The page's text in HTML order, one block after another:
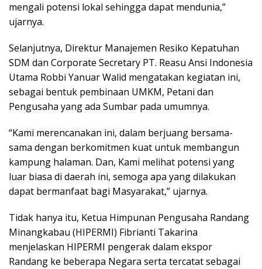
mengali potensi lokal sehingga dapat mendunia,”
ujarnya.
Selanjutnya, Direktur Manajemen Resiko Kepatuhan
SDM dan Corporate Secretary PT. Reasu Ansi Indonesia
Utama Robbi Yanuar Walid mengatakan kegiatan ini,
sebagai bentuk pembinaan UMKM, Petani dan
Pengusaha yang ada Sumbar pada umumnya.
“Kami merencanakan ini, dalam berjuang bersama-
sama dengan berkomitmen kuat untuk membangun
kampung halaman. Dan, Kami melihat potensi yang
luar biasa di daerah ini, semoga apa yang dilakukan
dapat bermanfaat bagi Masyarakat,” ujarnya.
Tidak hanya itu, Ketua Himpunan Pengusaha Randang
Minangkabau (HIPERMI) Fibrianti Takarina
menjelaskan HIPERMI pengerak dalam ekspor
Randang ke beberapa Negara serta tercatat sebagai